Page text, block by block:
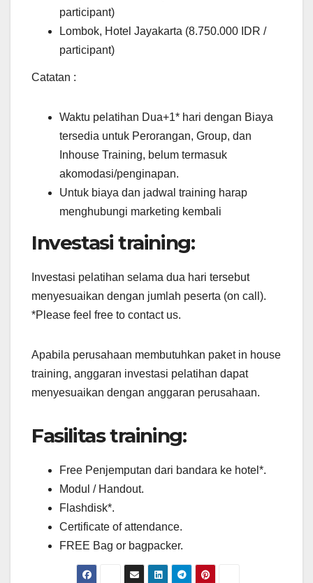
participant)
Lombok, Hotel Jayakarta (8.750.000 IDR /
participant)
Catatan :
Waktu pelatihan Dua+1* hari dengan Biaya
tersedia untuk Perorangan, Group, dan
Inhouse Training, belum termasuk
akomodasi/penginapan.
Untuk biaya dan jadwal training harap
menghubungi marketing kembali
Investasi training:
Investasi pelatihan selama dua hari tersebut
menyesuaikan dengan jumlah peserta (on call).
*Please feel free to contact us.
Apabila perusahaan membutuhkan paket in house
training, anggaran investasi pelatihan dapat
menyesuaikan dengan anggaran perusahaan.
Fasilitas training:
Free Penjemputan dari bandara ke hotel*.
Modul / Handout.
Flashdisk*.
Certificate of attendance.
FREE Bag or bagpacker.